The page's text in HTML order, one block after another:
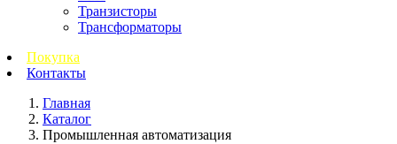
Транзисторы
Трансформаторы
Покупка
Контакты
Главная
Каталог
Промышленная автоматизация